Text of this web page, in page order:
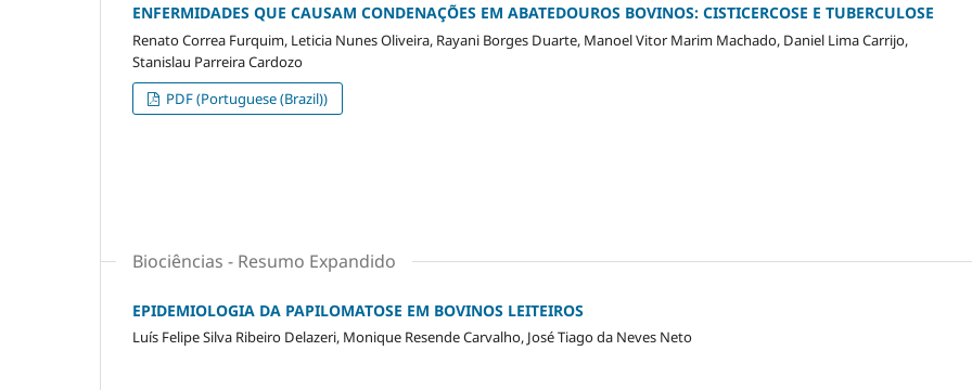
ENFERMIDADES QUE CAUSAM CONDENAÇÕES EM ABATEDOUROS BOVINOS: CISTICERCOSE E TUBERCULOSE
Renato Correa Furquim, Leticia Nunes Oliveira, Rayani Borges Duarte, Manoel Vitor Marim Machado, Daniel Lima Carrijo,
Stanislau Parreira Cardozo
PDF (Portuguese (Brazil))
Biociências - Resumo Expandido
EPIDEMIOLOGIA DA PAPILOMATOSE EM BOVINOS LEITEIROS
Luís Felipe Silva Ribeiro Delazeri, Monique Resende Carvalho, José Tiago da Neves Neto